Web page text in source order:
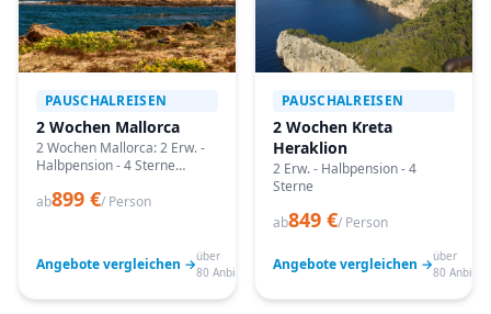
PAUSCHALREISEN
2 Wochen Mallorca
2 Wochen Mallorca: 2 Erw. -
Halbpension - 4 Sterne
passende Termine prüfen
ab899 €/ Person
Angebote vergleichen →über
80 Anbieter
PAUSCHALREISEN
2 Wochen Kreta
Heraklion
2 Erw. - Halbpension - 4
Sterne
ab849 €/ Person
Angebote vergleichen →über
80